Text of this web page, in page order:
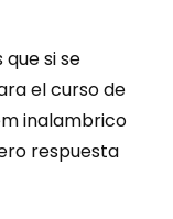
si se
el curso de
inalambrico
respuesta